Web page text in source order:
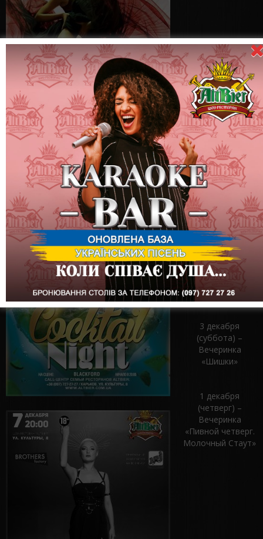
8 декабря
(четверг) –
коктейльная ночь!
7 декабря (среда)
– Stand Up
Натальи
Гариповой «День
Независимости»
3 декабря
(суббота) –
Вечеринка
«Шишки»
1 декабря
(четверг) –
Вечеринка
«Пивной четверг.
Молочный Стаут»